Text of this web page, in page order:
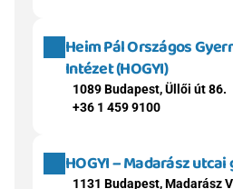
Heim Pál Országos
Intézet (HOGYI)
1089 Budapest, Üllői út 86.
+36 1 459 9100
HOGYI – Madarász
1131 Budapest, Madarász